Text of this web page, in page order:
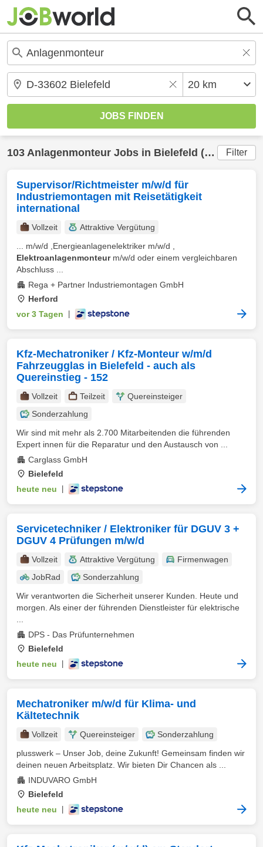
103 Anlagenmonteur Jobs in Bielefeld (20 km) gefunden Filter
Supervisor/Richtmeister m/w/d für
Industriemontagen mit Reisetätigkeit
international
Vollzeit
Attraktive Vergütung
... m/w/d ,Energieanlagenelektriker m/w/d ,
Elektroanlagenmonteurm/w/d oder einem vergleichbaren
Abschluss ...
Rega + Partner Industriemontagen GmbH
Herford
vor 3 Tagen
Kfz-Mechatroniker / Kfz-Monteur w/m/d
Fahrzeugglas in Bielefeld - auch als
Quereinstieg - 152
Vollzeit Teilzeit
Quereinsteiger
Sonderzahlung
Wir sind mit mehr als 2.700 Mitarbeitenden die führenden
Expert innen für die Reparatur und den Austausch von ...
Carglass GmbH
Bielefeld
heute neu
Servicetechniker / Elektroniker für DGUV 3 +
DGUV 4 Prüfungen m/w/d
Vollzeit Attraktive Vergütung
Firmenwagen
JobRad
Sonderzahlung
Wir verantworten die Sicherheit unserer Kunden. Heute und
morgen. Als einer der führenden Dienstleister für elektrische
DPS - Das Prüfunternehmen
Bielefeld
heute neu
Mechatroniker m/w/d für Klima- und
Kältetechnik
Vollzeit Quereinsteiger
Sonderzahlung
plusswerk – Unser Job, deine Zukunft! Gemeinsam finden wir
deinen neuen Arbeitsplatz. Wir bieten Dir Chancen als ...
INDUVARO GmbH
Bielefeld
heute neu